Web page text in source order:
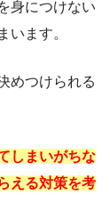
身につけない
います。
めつけられる
しまいがちな
える対策を考